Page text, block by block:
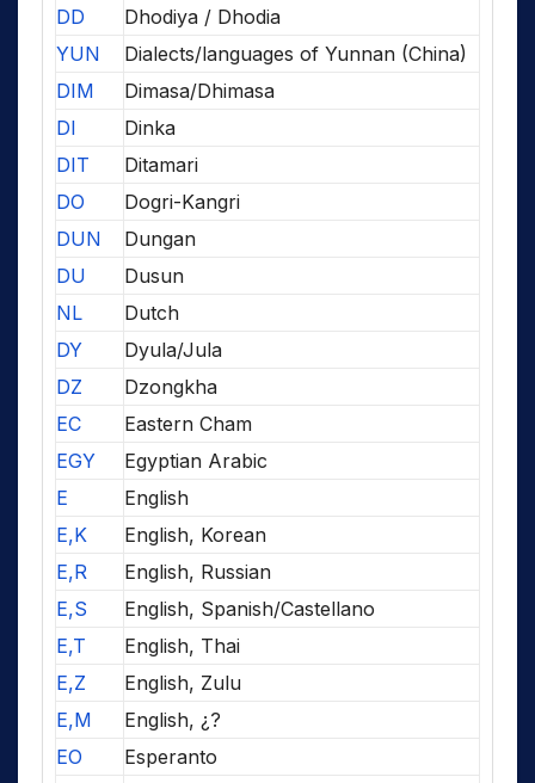
DD
Dhodiya / Dhodia
YUN
Dialects/languages of Yunnan (China)
DIM
Dimasa/Dhimasa
DI
Dinka
DIT
Ditamari
DO
Dogri-Kangri
DUN
Dungan
DU
Dusun
NL
Dutch
DY
Dyula/Jula
DZ
Dzongkha
EC
Eastern Cham
EGY
Egyptian Arabic
E
English
E,K
English, Korean
E,R
English, Russian
E,S
English, Spanish/Castellano
E,T
English, Thai
E,Z
English, Zulu
E,M
English, ¿?
EO
Esperanto